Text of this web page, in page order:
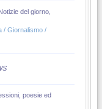
del giorno,
/ Giornalismo /
poesie ed